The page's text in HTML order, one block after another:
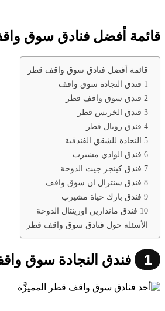
قائمة أفضل فنادق سوق
قائمة أفضل فنادق سوق واقف قطر
1 فندق النجادة سوق واقف
2 فندق سوق واقف قطر
3 فندق الخريس قطر
4 فندق رويال قطر
5 النجادة للشقق الفندقية
6 فندق الوادي مشيرب
7 فندق كينجز جيت الدوحة
8 فندق سنترال ان سوق واقف
9 فندق بارك حياة مشيرب
10 فندق ماندارين اورينتال الدوحة
الأسئلة حول فنادق سوق واقف قطر
1 فندق النجادة سوق